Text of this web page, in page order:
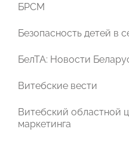
БРСМ
Безопасность детей в
БелТА: Новости
Витебские вести
Витебский областной
маркетинга